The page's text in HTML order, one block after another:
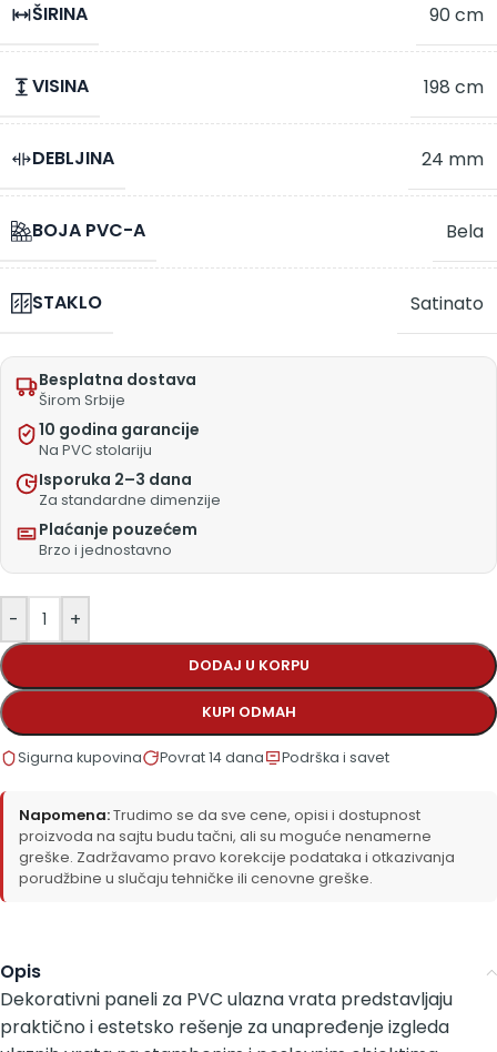
ŠIRINA 90 cm
VISINA 198 cm
DEBLJINA 24 mm
BOJA PVC-A Bela
STAKLO Satinato
Besplatna dostava
Širom Srbije
10 godina garancije
Na PVC stolariju
Isporuka 2–3 dana
Za standardne dimenzije
Plaćanje pouzećem
Brzo i jednostavno
- +
DODAJ U KORPU
KUPI ODMAH
Sigurna kupovina Povrat 14 dana Podrška i savet
Napomena:Trudimo se da sve cene, opisi i dostupnost
proizvoda na sajtu budu tačni, ali su moguće nenamerne
greške. Zadržavamo pravo korekcije podataka i otkazivanja
porudžbine u slučaju tehničke ili cenovne greške.
Opis
Dekorativni paneli za PVC ulazna vrata predstavljaju
praktično i estetsko rešenje za unapređenje izgleda